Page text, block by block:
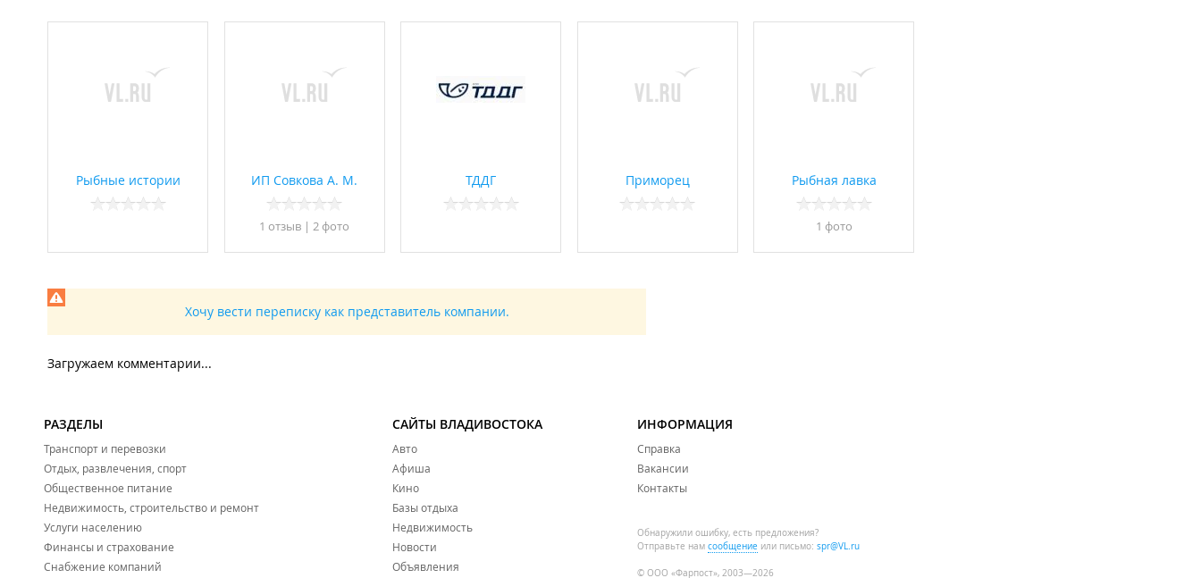
Рыбные истории ИП Совкова А. М.
1 отзыв | 2 фото
ТДДГ Приморец Рыбная лавка
1 фото
Хочу вести переписку как представитель компании.
Загружаем комментарии...
РАЗДЕЛЫ
Транспорт и перевозки
Отдых, развлечения, спорт
Общественное питание
Недвижимость, строительство и ремонт
Услуги населению
Финансы и страхование
Снабжение компаний
САЙТЫ ВЛАДИВОСТОКА
Авто
Афиша
Кино
Базы отдыха
Недвижимость
Новости
Объявления
ИНФОРМАЦИЯ
Справка
Вакансии
Контакты
Обнаружили ошибку, есть предложения?
Отправьте нам сообщение или письмо: spr@VL.ru
© ООО «Фарпост», 2003—2026